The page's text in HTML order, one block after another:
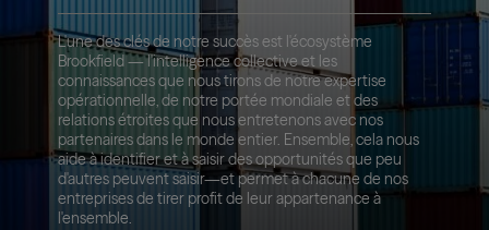
L'une des clés de notre succès est l'écosystème
Brookfield — l'intelligence collective et les
connaissances que nous tirons de notre expertise
opérationnelle, de notre portée mondiale et des
relations étroites que nous entretenons avec nos
partenaires dans le monde entier. Ensemble, cela nous
aide à identifier et à saisir des opportunités que peu
d'autres peuvent saisir—et permet à chacune de nos
entreprises de tirer profit de leur appartenance à
l'ensemble.